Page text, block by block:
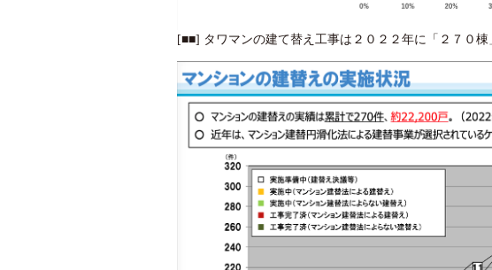
[■■] タワマンの建て替え工事は２０２２年に「２７０棟